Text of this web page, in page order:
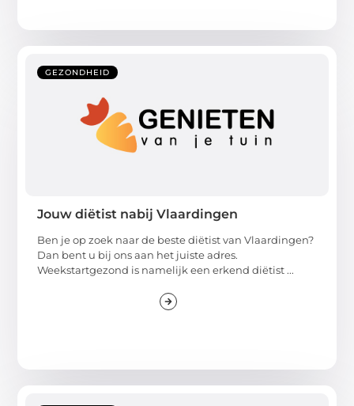
GEZONDHEID
Jouw diëtist nabij Vlaardingen
Ben je op zoek naar de beste diëtist van Vlaardingen?
Dan bent u bij ons aan het juiste adres.
Weekstartgezond is namelijk een erkend diëtist ...